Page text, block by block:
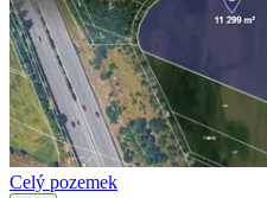
Celý pozemek